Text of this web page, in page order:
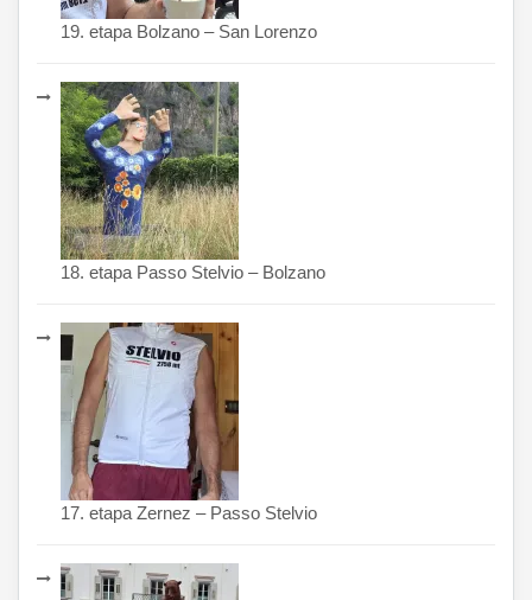
19. etapa Bolzano – San Lorenzo
18. etapa Passo Stelvio – Bolzano
17. etapa Zernez – Passo Stelvio